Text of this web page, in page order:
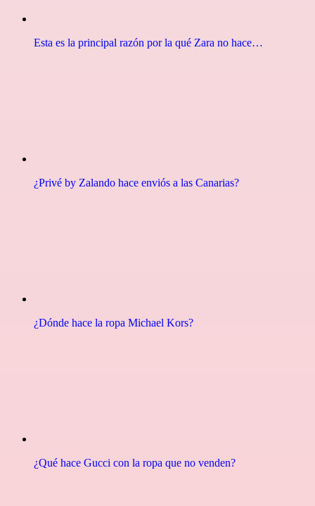
Esta es la principal razón por la qué Zara no hace…
¿Privé by Zalando hace enviós a las Canarias?
¿Dónde hace la ropa Michael Kors?
¿Qué hace Gucci con la ropa que no venden?